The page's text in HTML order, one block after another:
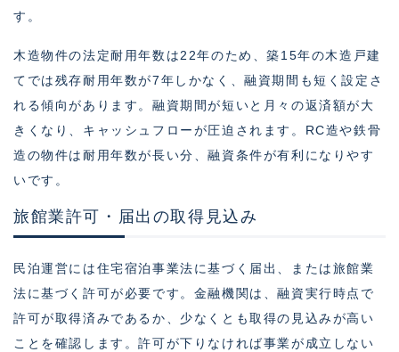
す。
木造物件の法定耐用年数は22年のため、築15年の木造戸建
てでは残存耐用年数が7年しかなく、融資期間も短く設定さ
れる傾向があります。融資期間が短いと月々の返済額が大
きくなり、キャッシュフローが圧迫されます。RC造や鉄骨
造の物件は耐用年数が長い分、融資条件が有利になりやす
いです。
旅館業許可・届出の取得見込み
民泊運営には住宅宿泊事業法に基づく届出、または旅館業
法に基づく許可が必要です。金融機関は、融資実行時点で
許可が取得済みであるか、少なくとも取得の見込みが高い
ことを確認します。許可が下りなければ事業が成立しない